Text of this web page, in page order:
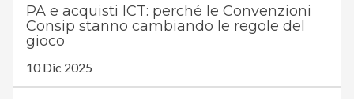
PA e acquisti ICT: perché le Convenzioni
Consip stanno cambiando le regole del
gioco
10 Dic 2025